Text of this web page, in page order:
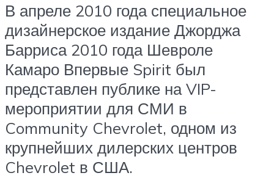
В апреле 2010 года специальное
дизайнерское издание Джорджа
Барриса 2010 года Шевроле
Камаро Впервые Spirit был
представлен публике на VIP-
мероприятии для СМИ в
Community Chevrolet, одном из
крупнейших дилерских центров
Chevrolet в США.